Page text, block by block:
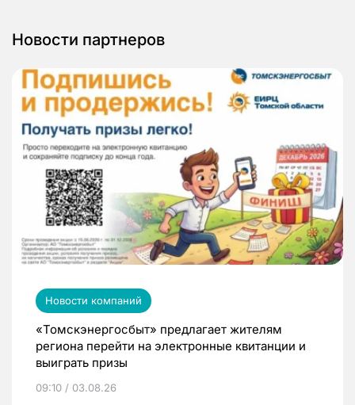
Новости партнеров
Новости компаний
«Томскэнергосбыт» предлагает жителям
региона перейти на электронные квитанции и
выиграть призы
09:10 / 03.08.26